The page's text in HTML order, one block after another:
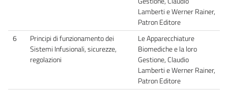
Lamberti e Werner Rainer,
Patron Editore
6
Principi di funzionamento dei
Sistemi Infusionali, sicurezze,
regolazioni
Le Apparecchiature
Biomediche e la loro
Gestione, Claudio
Lamberti e Werner Rainer,
Patron Editore